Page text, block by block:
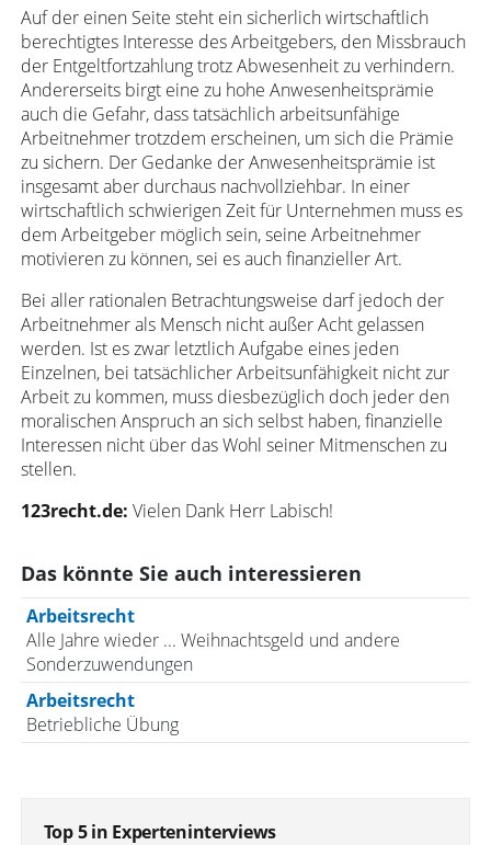
Auf der einen Seite steht ein sicherlich wirtschaftlich
berechtigtes Interesse des Arbeitgebers, den Missbrauch
der Entgeltfortzahlung trotz Abwesenheit zu verhindern.
Andererseits birgt eine zu hohe Anwesenheitsprämie
auch die Gefahr, dass tatsächlich arbeitsunfähige
Arbeitnehmer trotzdem erscheinen, um sich die Prämie
zu sichern. Der Gedanke der Anwesenheitsprämie ist
insgesamt aber durchaus nachvollziehbar. In einer
wirtschaftlich schwierigen Zeit für Unternehmen muss es
dem Arbeitgeber möglich sein, seine Arbeitnehmer
motivieren zu können, sei es auch finanzieller Art.
Bei aller rationalen Betrachtungsweise darf jedoch der
Arbeitnehmer als Mensch nicht außer Acht gelassen
werden. Ist es zwar letztlich Aufgabe eines jeden
Einzelnen, bei tatsächlicher Arbeitsunfähigkeit nicht zur
Arbeit zu kommen, muss diesbezüglich doch jeder den
moralischen Anspruch an sich selbst haben, finanzielle
Interessen nicht über das Wohl seiner Mitmenschen zu
stellen.
123recht.de: Vielen Dank Herr Labisch!
Das könnte Sie auch interessieren
Arbeitsrecht
Alle Jahre wieder ... Weihnachtsgeld und andere
Sonderzuwendungen
Arbeitsrecht
Betriebliche Übung
Top 5 in Experteninterviews